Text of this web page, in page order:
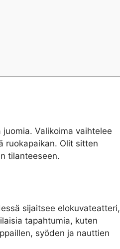
Valikoima vaihtelee
ruokapaikan. Olit sitten
tilanteeseen.
sijaitsee elokuvateatteri,
tapahtumia, kuten
syöden ja nauttien